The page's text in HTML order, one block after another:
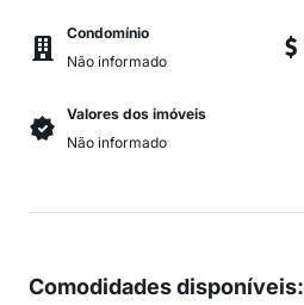
Condomínio
Não informado
Valores dos imóveis
Não informado
Comodidades disponíveis: